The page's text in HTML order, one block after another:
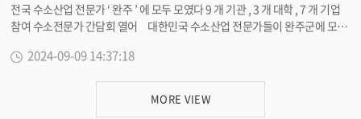
전국 수소산업 전문가 ‘ 완주 ’ 에 모두 모였다 9 개 기관 , 3 개 대학 , 7 개 기업
참여 수소전문가 간담회 열어 대한민국 수소산업 전문가들이 완주군에 모두
위해 수소전문가 간담회를 완주경제센터에서 열었다 . 이번 간담회는 지난 5
도 제고와 향후 수소위원회 설립을 위해 다양한 의견을 교류하는 시간으로 마
2024-09-09 14:37:18
MORE VIEW